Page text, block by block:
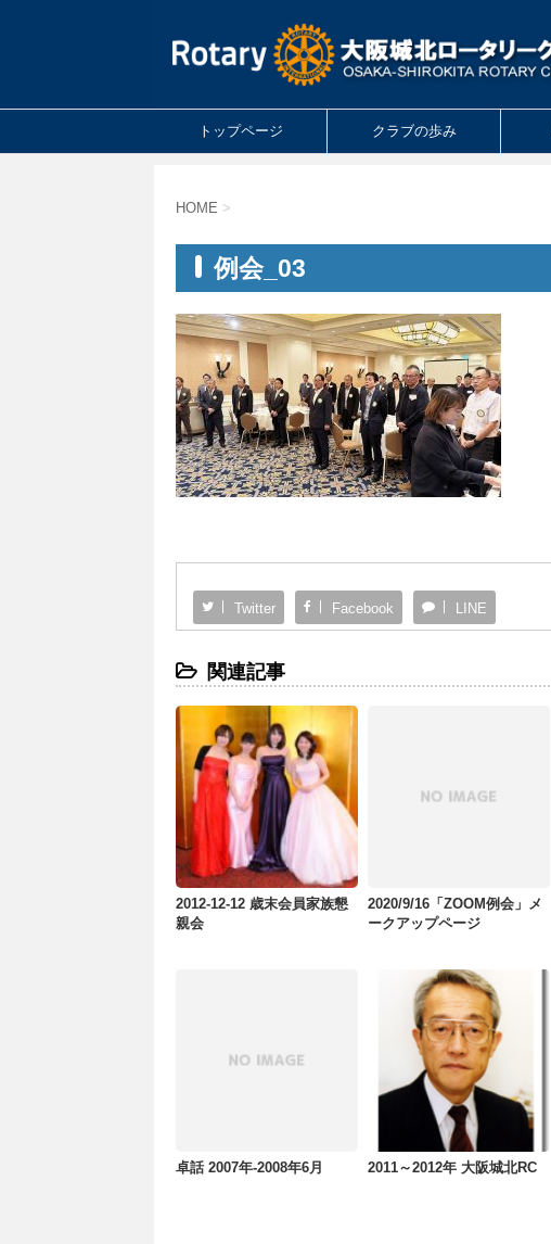
トップページ クラブの歩み
HOME >
例会_03
Twitter Facebook LINE
関連記事
2012-12-12 歳末会員家族懇
親会
2020/9/16「ZOOM例会」メ
ークアップページ
卓話 2007年-2008年6月 2011～2012年 大阪城北RC